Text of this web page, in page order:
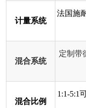
计量系统
法国施
混合系统
定制带
混合比例
1:1-5:1